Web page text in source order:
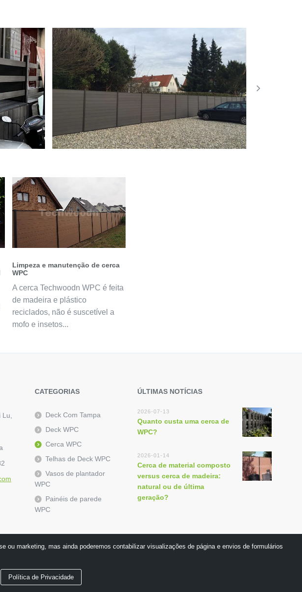
Limpeza e manutenção de cerca
WPC
A cerca Techwoodn WPC é feita
de madeira e plástico
reciclados, não é suscetível a
mofo e insetos...
Lu,
CATEGORIAS
Deck Com Tampa
Deck WPC
Cerca WPC
Telhas de Deck WPC
Vasos de plantador
WPC
Painéis de parede
WPC
ÚLTIMAS NOTÍCIAS
2026-07-13
Quanto custa uma cerca de
WPC?
2026-01-14
Cerca de material composto
versus cerca de madeira:
natural ou de última
geração?
marketing, mas ainda poderemos contabilizar visualizações de página e envios de formulários
Política de Privacidade